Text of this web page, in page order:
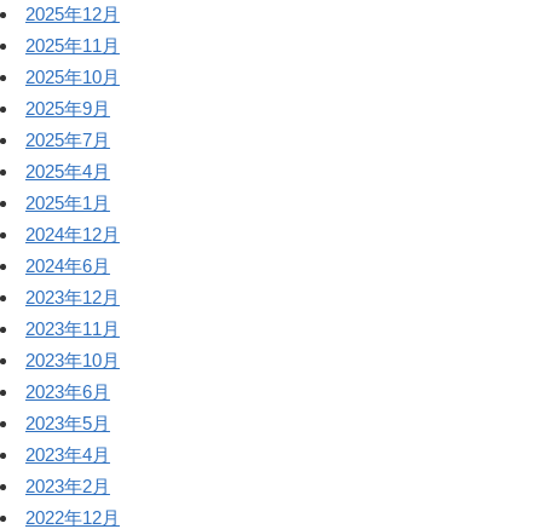
2025年12月
2025年11月
2025年10月
2025年9月
2025年7月
2025年4月
2025年1月
2024年12月
2024年6月
2023年12月
2023年11月
2023年10月
2023年6月
2023年5月
2023年4月
2023年2月
2022年12月